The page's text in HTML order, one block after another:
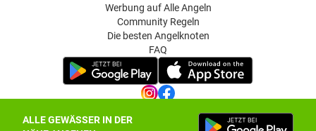
ALLE GEWÄSSER IN DER
Werbung auf Alle Angeln
Community Regeln
Die besten Angelknoten
FAQ
Datenschutz-Einstellungen